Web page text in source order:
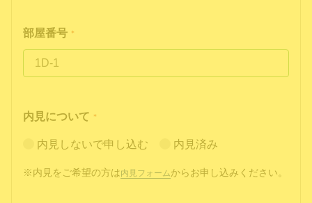
部屋番号 *
内見について *
内見しないで申し込む 内見済み
※内見をご希望の方は 内見フォームからお申し込みください。